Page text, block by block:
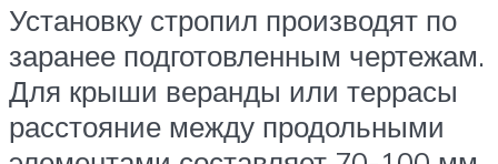
Установку стропил производят по
заранее подготовленным чертежам.
Для крыши веранды или террасы
расстояние между продольными